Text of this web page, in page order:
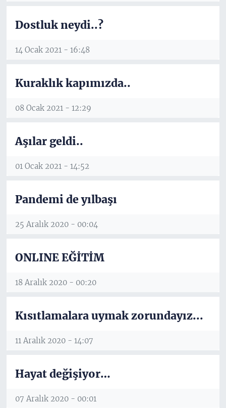
Dostluk neydi..?
14 Ocak 2021 - 16:48
Kuraklık kapımızda..
08 Ocak 2021 - 12:29
Aşılar geldi..
01 Ocak 2021 - 14:52
Pandemi de yılbaşı
25 Aralık 2020 - 00:04
ONLINE EĞİTİM
18 Aralık 2020 - 00:20
Kısıtlamalara uymak zorundayız...
11 Aralık 2020 - 14:07
Hayat değişiyor…
07 Aralık 2020 - 00:01